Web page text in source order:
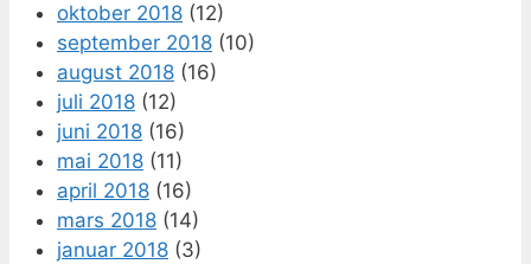
oktober 2018 (12)
september 2018 (10)
august 2018 (16)
juli 2018 (12)
juni 2018 (16)
mai 2018 (11)
april 2018 (16)
mars 2018 (14)
januar 2018 (3)